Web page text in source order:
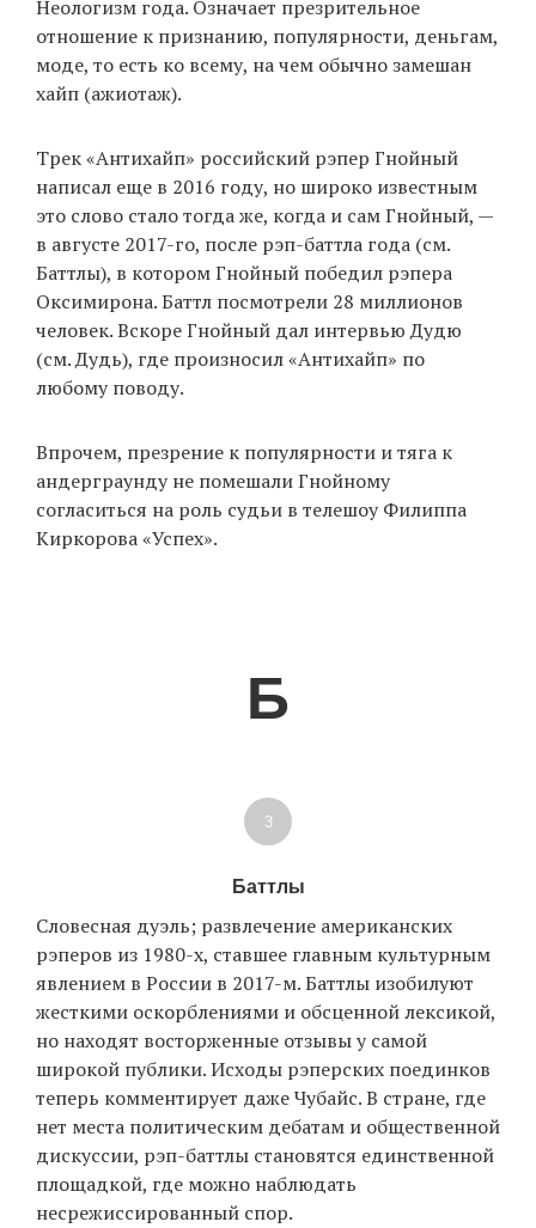
Неологизм года. Означает презрительное
отношение к признанию, популярности, деньгам,
моде, то есть ко всему, на чем обычно замешан
хайп (ажиотаж).
Трек «Антихайп» российский рэпер Гнойный
написал еще в 2016 году, но широко известным
это слово стало тогда же, когда и сам Гнойный, —
в августе 2017-го, после рэп-баттла года (см.
Баттлы), в котором Гнойный победил рэпера
Оксимирона. Баттл посмотрели 28 миллионов
человек. Вскоре Гнойный дал интервью Дудю
(см. Дудь), где произносил «Антихайп» по
любому поводу.
Впрочем, презрение к популярности и тяга к
андерграунду не помешали Гнойному
согласиться на роль судьи в телешоу Филиппа
Киркорова «Успех».
Б
3
Баттлы
Словесная дуэль; развлечение американских
рэперов из 1980-х, ставшее главным культурным
явлением в России в 2017-м. Баттлы изобилуют
жесткими оскорблениями и обсценной лексикой,
но находят восторженные отзывы у самой
широкой публики. Исходы рэперских поединков
теперь комментирует даже Чубайс. В стране, где
нет места политическим дебатам и общественной
дискуссии, рэп-баттлы становятся единственной
площадкой, где можно наблюдать
несрежиссированный спор.